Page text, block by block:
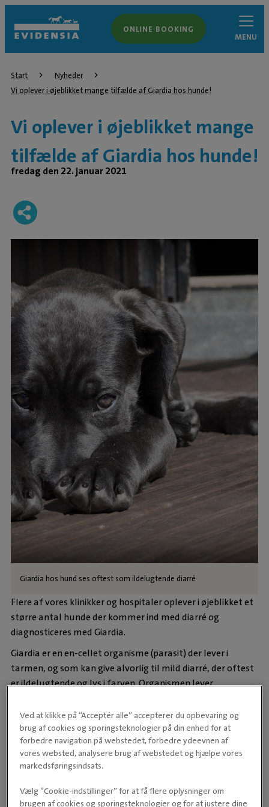
ONLINE BOOKING
MENU
Start
Nyheder
Vi oplever i øjeblikket mange tilfælde af Giardia hos hunde!
Vi oplever i øjeblikket mange
tilfælde af Giardia hos hunde!
fredag den 22. januar 2021
Giardia hos hund ses oftest som ildelugtende diarré
Flere af vores klinikker og hospitaler oplever i øjeblikket et
større antal hunde der kommer ind med diarré og
diagnosticeres med Giardia.
Giardia er en en-cellet organisme (parasit) der lever i
tarmen, og som kan give alvorlig til mild diarré, der oftest
er ildelugtende og lys i farven. Organismen lever
andre dyrearter, ved at de indtager den sammen men
vandet.
Parasitten kan ses hos både hund og kat samt hos
mennesker. De enkelte arter er dog primært
mennesker.
Ved at klikke på “Acceptér alle” accepterer du opbevaring og
brug af cookies og sporingsteknologier på din enhed for at
forbedre navigation på webstedet, forbedre ydeevnen af
vores websted, analysere brug af webstedet og hjælpe vores
markedsføringsindsats.
Vælg “Cookie-indstillinger” for at få flere oplysninger om
brugen af cookies og sporingsteknologier og for at justere dine